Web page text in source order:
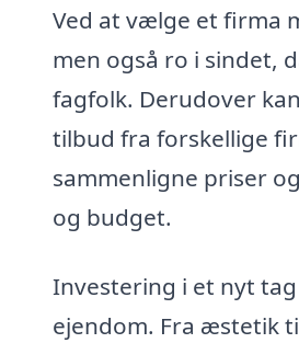
Ved at vælge et firma
men også ro i sindet,
fagfolk. Derudover
tilbud fra forskellige
sammenligne priser
og budget.
Investering i et nyt
ejendom. Fra æstetik